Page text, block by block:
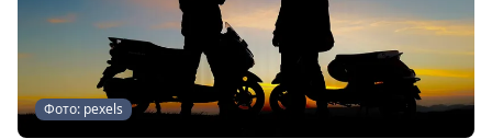
Фото: pexels